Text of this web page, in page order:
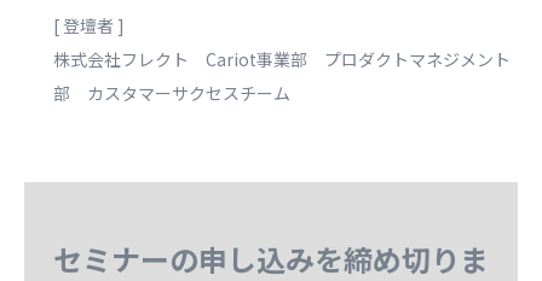
[ 登壇者 ]
株式会社フレクト Cariot事業部 プロダクトマネジメント
部 カスタマーサクセスチーム
セミナーの申し込みを締め切りま